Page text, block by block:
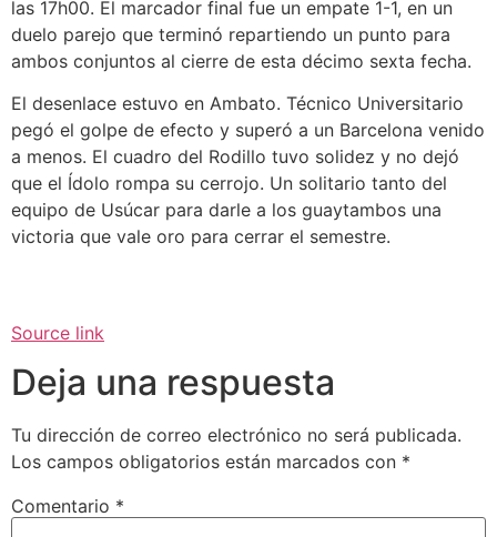
las 17h00. El marcador final fue un empate 1-1, en un
duelo parejo que terminó repartiendo un punto para
ambos conjuntos al cierre de esta décimo sexta fecha.
El desenlace estuvo en Ambato. Técnico Universitario
pegó el golpe de efecto y superó a un Barcelona venido
a menos. El cuadro del Rodillo tuvo solidez y no dejó
que el Ídolo rompa su cerrojo. Un solitario tanto del
equipo de Usúcar para darle a los guaytambos una
victoria que vale oro para cerrar el semestre.
Source link
Deja una respuesta
Tu dirección de correo electrónico no será publicada.
Los campos obligatorios están marcados con *
Comentario *